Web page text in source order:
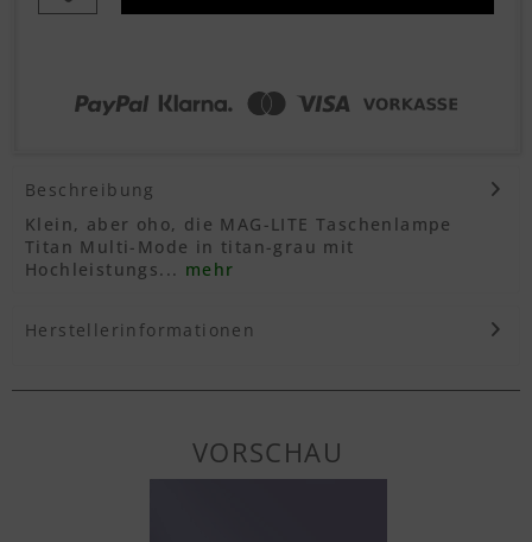
Beschreibung
Klein, aber oho, die MAG-LITE Taschenlampe
Titan Multi-Mode in titan-grau mit
Hochleistungs... mehr
Herstellerinformationen
VORSCHAU